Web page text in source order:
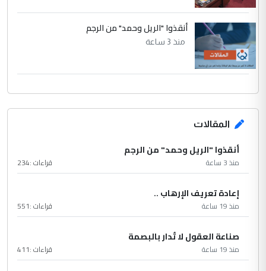
أنقذوا "الريل وحمد" من الرجم
منذ 3 ساعة
المقالات
أنقذوا "الريل وحمد" من الرجم
منذ 3 ساعة قراءات :234
إعادة تعريف الإرهاب ..
منذ 19 ساعة قراءات :551
صناعة العقول لا تُدار بالبصمة
منذ 19 ساعة قراءات :411